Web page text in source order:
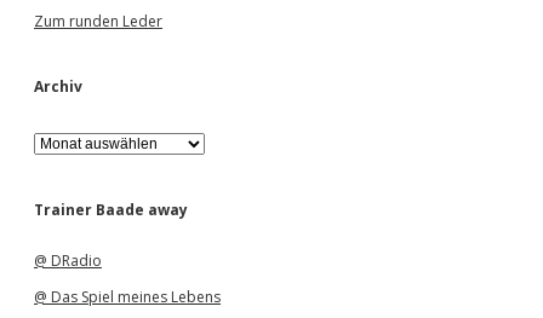
Zum runden Leder
Archiv
A
r
h
Trainer Baade away
@ DRadio
@ Das Spiel meines Lebens